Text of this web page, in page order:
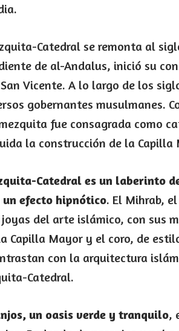
Catedral se remonta al
de al-Andalus, inició su
Vicente. A lo largo de los
gobernantes musulmanes.
fue consagrada como
la construcción de la Capilla
Catedral es un laberinto
un efecto hipnótico. El Mihrab,
del arte islámico, con sus
Capilla Mayor y el coro, de
con la arquitectura
Catedral.
un oasis verde y tranquilo,